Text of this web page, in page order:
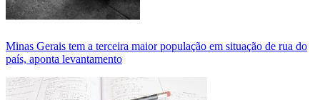
Minas Gerais tem a terceira maior população em situação de rua do
país, aponta levantamento